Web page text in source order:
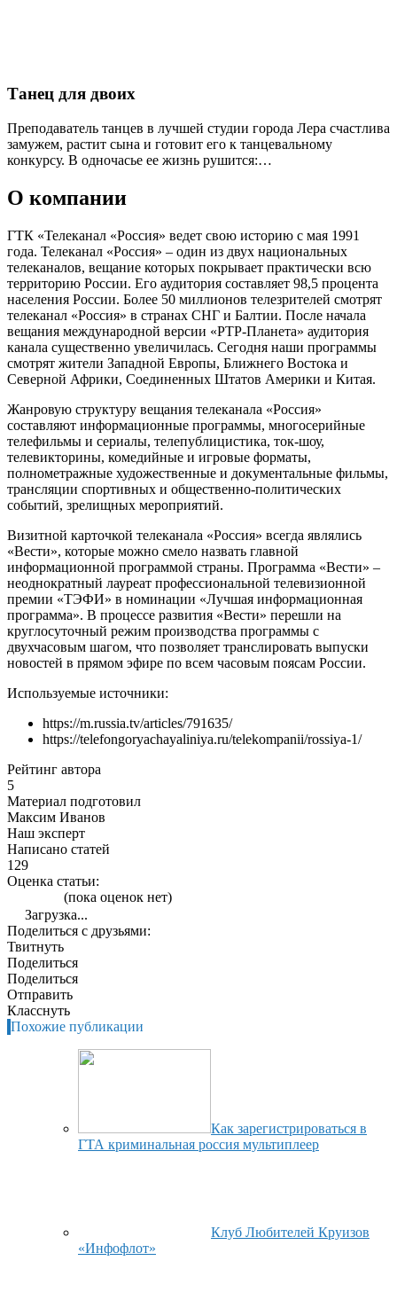
Танец для двоих
Преподаватель танцев в лучшей студии города Лера счастлива
замужем, растит сына и готовит его к танцевальному
конкурсу. В одночасье ее жизнь рушится:…
О компании
ГТК «Телеканал «Россия» ведет свою историю с мая 1991
года. Телеканал «Россия» – один из двух национальных
телеканалов, вещание которых покрывает практически всю
территорию России. Его аудитория составляет 98,5 процента
населения России. Более 50 миллионов телезрителей смотрят
телеканал «Россия» в странах СНГ и Балтии. После начала
вещания международной версии «РТР-Планета» аудитория
канала существенно увеличилась. Сегодня наши программы
смотрят жители Западной Европы, Ближнего Востока и
Северной Африки, Соединенных Штатов Америки и Китая.
Жанровую структуру вещания телеканала «Россия»
составляют информационные программы, многосерийные
телефильмы и сериалы, телепублицистика, ток-шоу,
телевикторины, комедийные и игровые форматы,
полнометражные художественные и документальные фильмы,
трансляции спортивных и общественно-политических
событий, зрелищных мероприятий.
Визитной карточкой телеканала «Россия» всегда являлись
«Вести», которые можно смело назвать главной
информационной программой страны. Программа «Вести» –
неоднократный лауреат профессиональной телевизионной
премии «ТЭФИ» в номинации «Лучшая информационная
программа». В процессе развития «Вести» перешли на
круглосуточный режим производства программы с
двухчасовым шагом, что позволяет транслировать выпуски
новостей в прямом эфире по всем часовым поясам России.
Используемые источники:
https://m.russia.tv/articles/791635/
https://telefongoryachayaliniya.ru/telekompanii/rossiya-1/
Рейтинг автора
5
Материал подготовил
Максим Иванов
Наш эксперт
Написано статей
129
Оценка статьи:
(пока оценок нет)
Загрузка...
Поделиться с друзьями:
Твитнуть
Поделиться
Поделиться
Отправить
Класснуть
Похожие публикации
Как зарегистрироваться в
ГТА криминальная россия мультиплеер
Клуб Любителей Круизов
«Инфофлот»